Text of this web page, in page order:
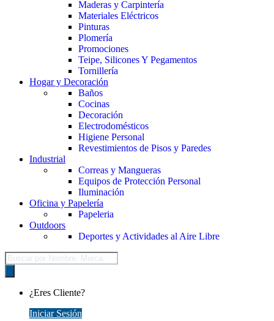
Maderas y Carpintería
Materiales Eléctricos
Pinturas
Plomería
Promociones
Teipe, Silicones Y Pegamentos
Tornillería
Hogar y Decoración
Baños
Cocinas
Decoración
Electrodomésticos
Higiene Personal
Revestimientos de Pisos y Paredes
Industrial
Correas y Mangueras
Equipos de Protección Personal
Iluminación
Oficina y Papelería
Papeleria
Outdoors
Deportes y Actividades al Aire Libre
Búsqueda
de
productos
¿Eres Cliente?
Iniciar Sesión